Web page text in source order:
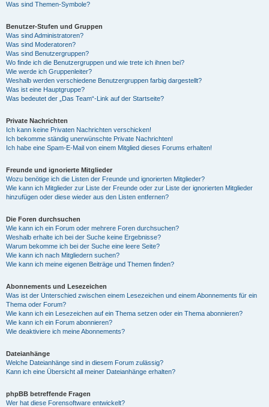
Was sind Themen-Symbole?
Benutzer-Stufen und Gruppen
Was sind Administratoren?
Was sind Moderatoren?
Was sind Benutzergruppen?
Wo finde ich die Benutzergruppen und wie trete ich ihnen bei?
Wie werde ich Gruppenleiter?
Weshalb werden verschiedene Benutzergruppen farbig dargestellt?
Was ist eine Hauptgruppe?
Was bedeutet der „Das Team“-Link auf der Startseite?
Private Nachrichten
Ich kann keine Privaten Nachrichten verschicken!
Ich bekomme ständig unerwünschte Private Nachrichten!
Ich habe eine Spam-E-Mail von einem Mitglied dieses Forums erhalten!
Freunde und ignorierte Mitglieder
Wozu benötige ich die Listen der Freunde und ignorierten Mitglieder?
Wie kann ich Mitglieder zur Liste der Freunde oder zur Liste der ignorierten Mitglieder
hinzufügen oder diese wieder aus den Listen entfernen?
Die Foren durchsuchen
Wie kann ich ein Forum oder mehrere Foren durchsuchen?
Weshalb erhalte ich bei der Suche keine Ergebnisse?
Warum bekomme ich bei der Suche eine leere Seite?
Wie kann ich nach Mitgliedern suchen?
Wie kann ich meine eigenen Beiträge und Themen finden?
Abonnements und Lesezeichen
Was ist der Unterschied zwischen einem Lesezeichen und einem Abonnements für ein
Thema oder Forum?
Wie kann ich ein Lesezeichen auf ein Thema setzen oder ein Thema abonnieren?
Wie kann ich ein Forum abonnieren?
Wie deaktiviere ich meine Abonnements?
Dateianhänge
Welche Dateianhänge sind in diesem Forum zulässig?
Kann ich eine Übersicht all meiner Dateianhänge erhalten?
phpBB betreffende Fragen
Wer hat diese Forensoftware entwickelt?